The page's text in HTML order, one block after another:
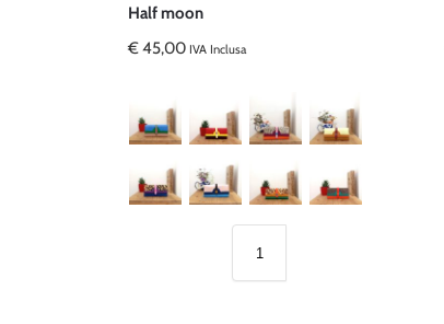
Half moon
€45,00 IVA Inclusa